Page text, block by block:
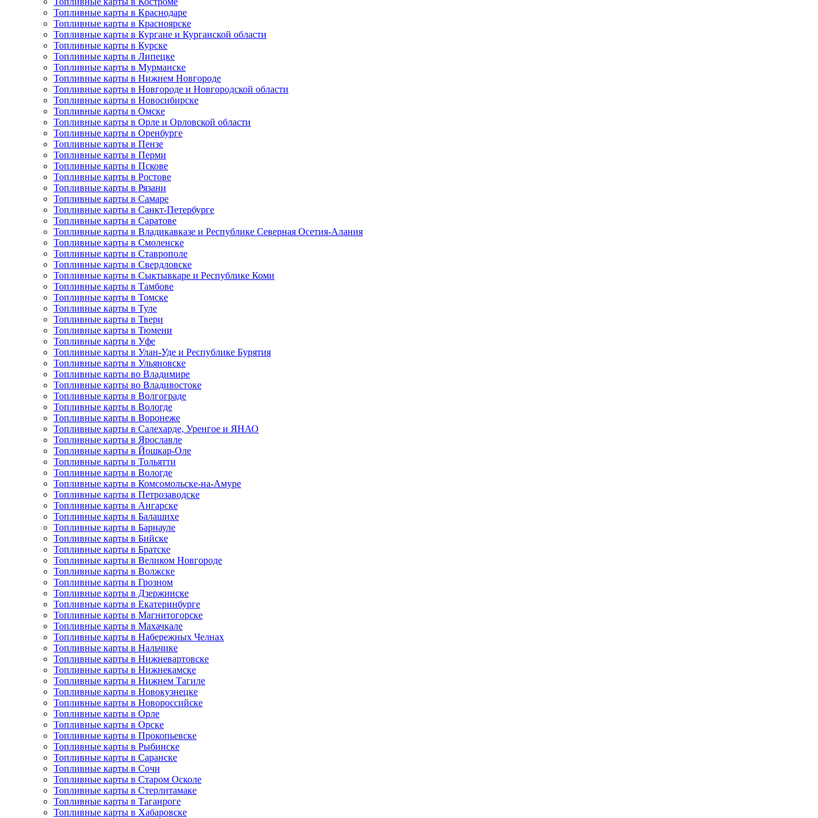
Топливные карты в Краснодаре
Топливные карты в Красноярске
Топливные карты в Кургане и Курганской области
Топливные карты в Курске
Топливные карты в Липецке
Топливные карты в Мурманске
Топливные карты в Нижнем Новгороде
Топливные карты в Новгороде и Новгородской области
Топливные карты в Новосибирске
Топливные карты в Омске
Топливные карты в Орле и Орловской области
Топливные карты в Оренбурге
Топливные карты в Пензе
Топливные карты в Перми
Топливные карты в Пскове
Топливные карты в Ростове
Топливные карты в Рязани
Топливные карты в Самаре
Топливные карты в Санкт-Петербурге
Топливные карты в Саратове
Топливные карты в Владикавказе и Республике Северная Осетия-Алания
Топливные карты в Смоленске
Топливные карты в Ставрополе
Топливные карты в Свердловске
Топливные карты в Сыктывкаре и Республике Коми
Топливные карты в Тамбове
Топливные карты в Томске
Топливные карты в Туле
Топливные карты в Твери
Топливные карты в Тюмени
Топливные карты в Уфе
Топливные карты в Улан-Уде и Республике Бурятия
Топливные карты в Ульяновске
Топливные карты во Владимире
Топливные карты во Владивостоке
Топливные карты в Волгограде
Топливные карты в Вологде
Топливные карты в Воронеже
Топливные карты в Салехарде, Уренгое и ЯНАО
Топливные карты в Ярославле
Топливные карты в Йошкар-Оле
Топливные карты в Тольятти
Топливные карты в Вологде
Топливные карты в Комсомольске-на-Амуре
Топливные карты в Петрозаводске
Топливные карты в Ангарске
Топливные карты в Балашихе
Топливные карты в Барнауле
Топливные карты в Бийске
Топливные карты в Братске
Топливные карты в Великом Новгороде
Топливные карты в Волжске
Топливные карты в Грозном
Топливные карты в Дзержинске
Топливные карты в Екатеринбурге
Топливные карты в Магнитогорске
Топливные карты в Махачкале
Топливные карты в Набережных Челнах
Топливные карты в Нальчике
Топливные карты в Нижневартовске
Топливные карты в Нижнекамске
Топливные карты в Нижнем Тагиле
Топливные карты в Новокузнецке
Топливные карты в Новороссийске
Топливные карты в Орле
Топливные карты в Орске
Топливные карты в Прокопьевске
Топливные карты в Рыбинске
Топливные карты в Саранске
Топливные карты в Сочи
Топливные карты в Старом Осколе
Топливные карты в Стерлитамаке
Топливные карты в Таганроге
Топливные карты в Хабаровске